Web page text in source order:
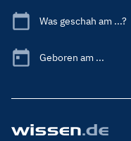
Was geschah am ...?
Geboren am ...